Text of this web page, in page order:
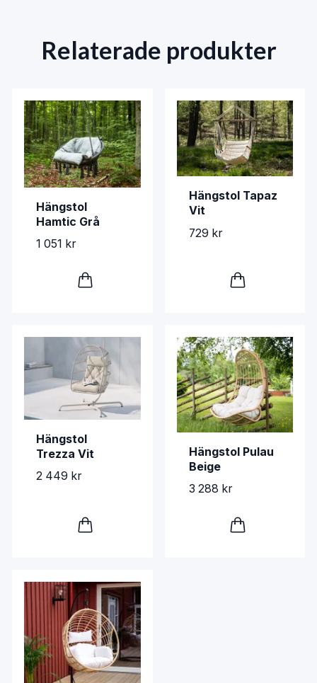
Relaterade produkter
Hängstol
Hamtic Grå
1 051 kr
Hängstol Tapaz
Vit
729 kr
Hängstol
Trezza Vit
2 449 kr
Hängstol Pulau
Beige
3 288 kr